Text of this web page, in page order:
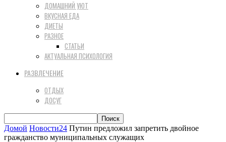
ДОМАШНИЙ УЮТ
ВКУСНАЯ ЕДА
ДИЕТЫ
РАЗНОЕ
СТАТЬИ
АКТУАЛЬНАЯ ПСИХОЛОГИЯ
РАЗВЛЕЧЕНИЕ
ОТДЫХ
ДОСУГ
Домой Новости24 Путин предложил запретить двойное
гражданство муниципальных служащих